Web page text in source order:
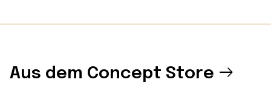
Aus dem Concept Store